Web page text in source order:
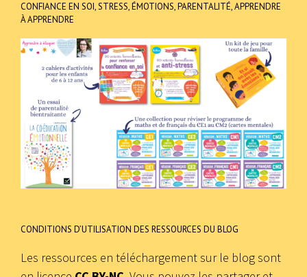
CONFIANCE EN SOI, STRESS, ÉMOTIONS, PARENTALITÉ, APPRENDRE
À APPRENDRE
CONDITIONS D’UTILISATION DES RESSOURCES DU BLOG
Les ressources en téléchargement sur le blog sont